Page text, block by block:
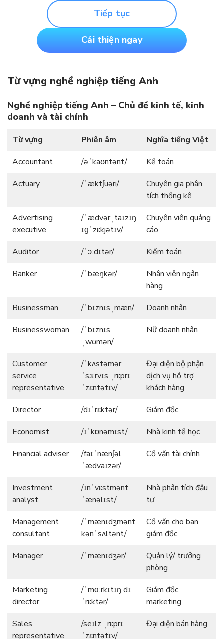
Tiếp tục
Cải thiện ngay
Từ vựng nghề nghiệp tiếng Anh
Nghề nghiệp tiếng Anh – Chủ đề kinh tế, kinh
doanh và tài chính
Từ vựng Phiên âm
Nghĩa tiếng Việt
Accountant
/əˈkaʊntənt/
Kế toán
Actuary
/ˈæktʃuəri/
Chuyên gia phân
tích thống kê
Advertising
executive
/ˈædvərˌtaɪzɪŋ
ɪɡˈzɛkjətɪv/
Chuyên viên quảng
cáo
Auditor
/ˈɔːdɪtər/
Kiểm toán
Banker
/ˈbæŋkər/
Nhân viên ngân
hàng
Businessman
/ˈbɪznɪsˌmæn/
Doanh nhân
Businesswoman
/ˈbɪznɪs
ˌwʊmən/
Nữ doanh nhân
Customer
service
representative
/ˈkʌstəmər
ˈsɜːrvɪs ˌrɛprɪ
ˈzɛntətɪv/
Đại diện bộ phận
dịch vụ hỗ trợ
khách hàng
Director
/dɪˈrɛktər/
Giám đốc
Economist
/ɪˈkɒnəmɪst/
Nhà kinh tế học
Financial adviser
/faɪˈnænʃəl
ˈædvaɪzər/
Cố vấn tài chính
Investment
analyst
/ɪnˈvɛstmənt
ˈænəlɪst/
Nhà phân tích đầu
tư
Management
consultant
/ˈmænɪdʒmənt
kənˈsʌltənt/
Cố vấn cho ban
giám đốc
Manager
/ˈmænɪdʒər/
Quản lý/ trưởng
phòng
Marketing
director
/ˈmɑːrkɪtɪŋ dɪ
ˈrɛktər/
Giám đốc
marketing
Sales
representative
/seɪlz ˌrɛprɪ
ˈzɛntətɪv/
Đại diện bán hàng